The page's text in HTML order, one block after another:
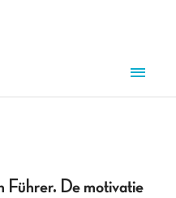
Führer. De motivatie